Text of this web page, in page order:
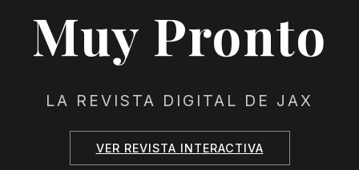
Muy Pronto
LA REVISTA DIGITAL DE JAX
VER REVISTA INTERACTIVA